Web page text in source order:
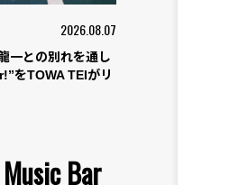
2026.08.07
一との別れを通し
をTOWA TEIがリ
Bar